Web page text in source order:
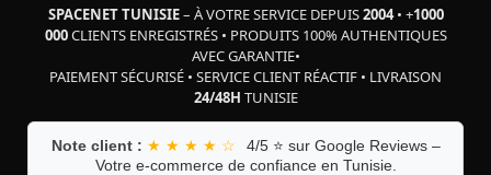
SPACENET TUNISIE– À VOTRE SERVICE DEPUIS2004• +1000
000CLIENTS ENREGISTRÉS• PRODUITS 100% AUTHENTIQUES
AVEC GARANTIE•
PAIEMENT SÉCURISÉ • SERVICE CLIENT RÉACTIF • LIVRAISON
24/48H TUNISIE
Note client : ★ ★ ★ ★ ☆
4/5 ⭐ sur Google Reviews –
Votre e-commerce de confiance en Tunisie.